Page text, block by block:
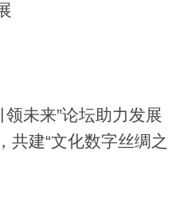
领未来”论坛助力发展
共建“文化数字丝绸之